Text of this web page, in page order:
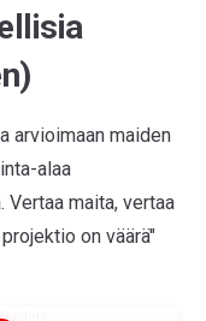
arvioimaan maiden
alaa
Vertaa maita, vertaa
on väärä"